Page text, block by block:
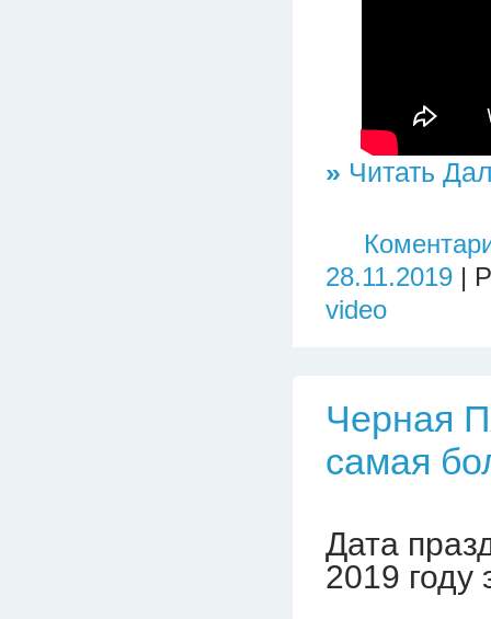
» Читать
28.11.2019 |
video
Черная
самая
Дата
2019